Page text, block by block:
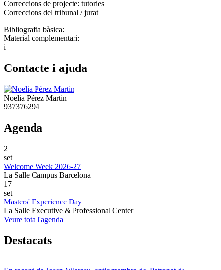
Correccions de projecte: tutories
Correccions del tribunal / jurat
Bibliografia bàsica:
Material complementari:
i
Contacte i ajuda
Noelia Pérez Martin
937376294
Agenda
2
set
Welcome Week 2026-27
La Salle Campus Barcelona
17
set
Masters' Experience Day
La Salle Executive & Professional Center
Veure tota l'agenda
Destacats